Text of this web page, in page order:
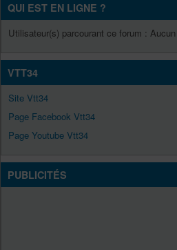
QUI EST EN LIGNE ?
Utilisateur(s) parcourant ce forum :
VTT34
Site Vtt34
Page Facebook Vtt34
Page Youtube Vtt34
PUBLICITÉS